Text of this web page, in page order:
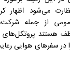
می‌شود
از جمله
هستند پروتکل‌های
را در سفرهای هوایی